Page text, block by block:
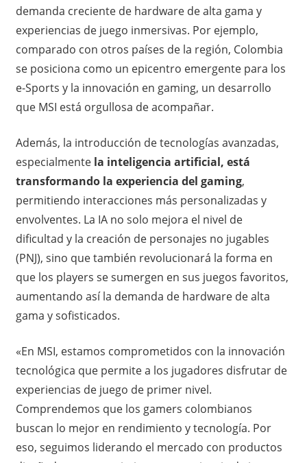
demanda creciente de hardware de alta gama y
experiencias de juego inmersivas. Por ejemplo,
comparado con otros países de la región, Colombia
se posiciona como un epicentro emergente para los
e-Sports y la innovación en gaming, un desarrollo
que MSI está orgullosa de acompañar.
Además, la introducción de tecnologías avanzadas,
especialmentela inteligencia artificial, está
transformando la experiencia del gaming,
permitiendo interacciones más personalizadas y
envolventes. La IA no solo mejora el nivel de
dificultad y la creación de personajes no jugables
(PNJ), sino que también revolucionará la forma en
que los players se sumergen en sus juegos favoritos,
aumentando así la demanda de hardware de alta
gama y sofisticados.
«En MSI, estamos comprometidos con la innovación
tecnológica que permite a los jugadores disfrutar de
experiencias de juego de primer nivel.
Comprendemos que los gamers colombianos
buscan lo mejor en rendimiento y tecnología. Por
eso, seguimos liderando el mercado con productos